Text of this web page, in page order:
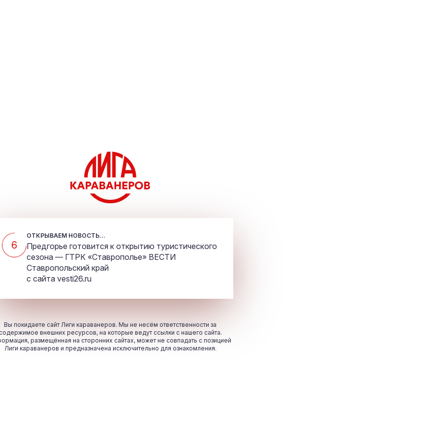
5
ОТКРЫВАЕМ НОВОСТЬ...
Предгорье готовится к открытию туристического
сезона — ГТРК «Ставрополье» ВЕСТИ
Ставропольский край
с сайта vesti26.ru
Вы покидаете сайт Лиги караванеров. Мы не несём ответственности за
внешних ресурсов, на которые ведут ссылки с нашего сайта.
размещённая на сторонних сайтах, может не совпадать с позицией
Лиги караванеров и предназначена исключительно для ознакомления.